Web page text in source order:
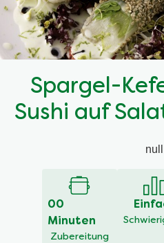
Spargel-
Sushi auf
null
00
Minuten
Zubereitung